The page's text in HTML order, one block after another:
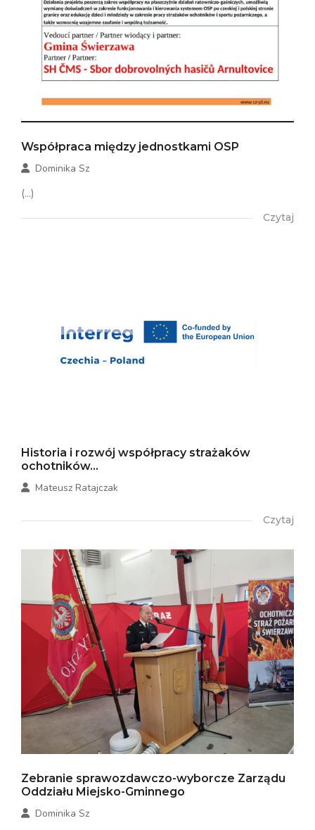
Współpraca między jednostkami OSP
Dominika Sz
(...)
Czytaj
Historia i rozwój współpracy strażaków
ochotników...
Mateusz Ratajczak
Czytaj
Zebranie sprawozdawczo-wyborcze Zarządu
Oddziału Miejsko-Gminnego
Dominika Sz